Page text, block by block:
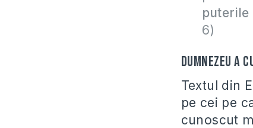
puterile
6)
Dumnezeu
Textul din
pe cei pe
cunoscut